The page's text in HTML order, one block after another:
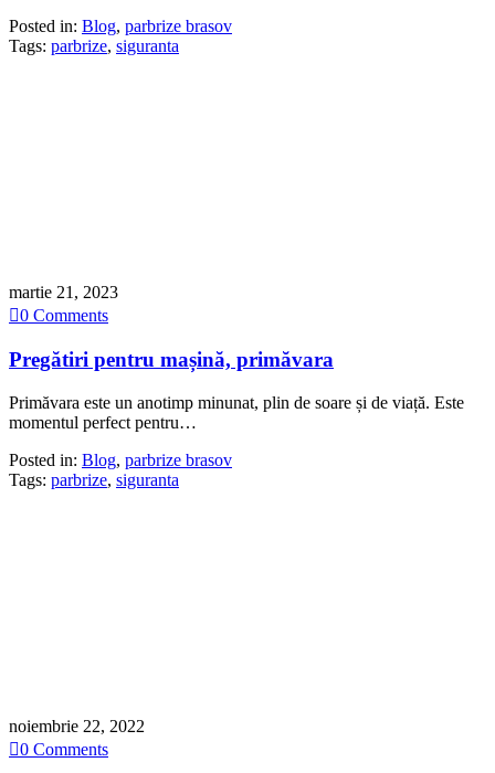
Posted in: Blog, parbrize brasov
Tags: parbrize, siguranta
martie 21, 2023
0 Comments
Pregătiri pentru mașină, primăvara
Primăvara este un anotimp minunat, plin de soare și de viață. Este
momentul perfect pentru…
Posted in: Blog, parbrize brasov
Tags: parbrize, siguranta
noiembrie 22, 2022
0 Comments